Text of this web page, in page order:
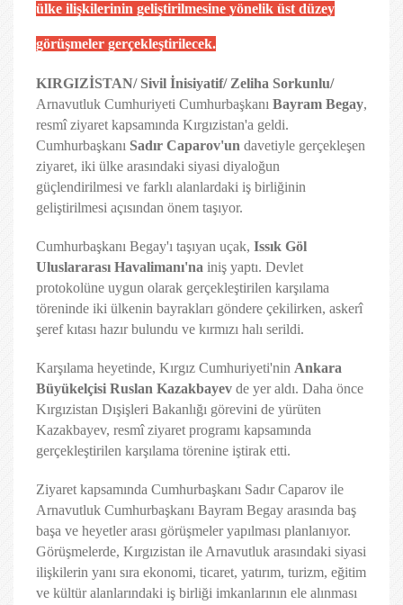
ülke ilişkilerinin geliştirilmesine yönelik üst düzey
görüşmeler gerçekleştirilecek.
KIRGIZİSTAN/ Sivil İnisiyatif/ Zeliha Sorkunlu/
Arnavutluk Cumhuriyeti Cumhurbaşkanı Bayram Begay,
resmî ziyaret kapsamında Kırgızistan'a geldi.
Cumhurbaşkanı Sadır Caparov'un davetiyle gerçekleşen
ziyaret, iki ülke arasındaki siyasi diyaloğun
güçlendirilmesi ve farklı alanlardaki iş birliğinin
geliştirilmesi açısından önem taşıyor.
Cumhurbaşkanı Begay'ı taşıyan uçak, Issık Göl
Uluslararası Havalimanı'na iniş yaptı. Devlet
protokolüne uygun olarak gerçekleştirilen karşılama
töreninde iki ülkenin bayrakları göndere çekilirken, askerî
şeref kıtası hazır bulundu ve kırmızı halı serildi.
Karşılama heyetinde, Kırgız Cumhuriyeti'nin Ankara
Büyükelçisi Ruslan Kazakbayev de yer aldı. Daha önce
Kırgızistan Dışişleri Bakanlığı görevini de yürüten
Kazakbayev, resmî ziyaret programı kapsamında
gerçekleştirilen karşılama törenine iştirak etti.
Ziyaret kapsamında Cumhurbaşkanı Sadır Caparov ile
Arnavutluk Cumhurbaşkanı Bayram Begay arasında baş
başa ve heyetler arası görüşmeler yapılması planlanıyor.
Görüşmelerde, Kırgızistan ile Arnavutluk arasındaki siyasi
ilişkilerin yanı sıra ekonomi, ticaret, yatırım, turizm, eğitim
ve kültür alanlarındaki iş birliği imkanlarının ele alınması